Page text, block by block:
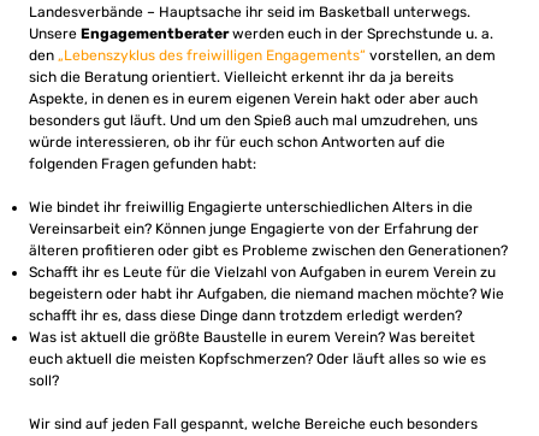
Landesverbände – Hauptsache ihr seid im Basketball unterwegs.
Unsere Engagementberaterwerden euch in der Sprechstunde u. a.
den „Lebenszyklus des freiwilligen Engagements“ vorstellen, an dem
sich die Beratung orientiert. Vielleicht erkennt ihr da ja bereits
Aspekte, in denen es in eurem eigenen Verein hakt oder aber auch
besonders gut läuft. Und um den Spieß auch mal umzudrehen, uns
würde interessieren, ob ihr für euch schon Antworten auf die
folgenden Fragen gefunden habt:
Wie bindet ihr freiwillig Engagierte unterschiedlichen Alters in die
Vereinsarbeit ein? Können junge Engagierte von der Erfahrung der
älteren profitieren oder gibt es Probleme zwischen den Generationen?
Schafft ihr es Leute für die Vielzahl von Aufgaben in eurem Verein zu
begeistern oder habt ihr Aufgaben, die niemand machen möchte? Wie
schafft ihr es, dass diese Dinge dann trotzdem erledigt werden?
Was ist aktuell die größte Baustelle in eurem Verein? Was bereitet
euch aktuell die meisten Kopfschmerzen? Oder läuft alles so wie es
soll?
Wir sind auf jeden Fall gespannt, welche Bereiche euch besonders